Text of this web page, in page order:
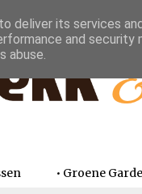
• Groene
deliver its services
and
abuse.